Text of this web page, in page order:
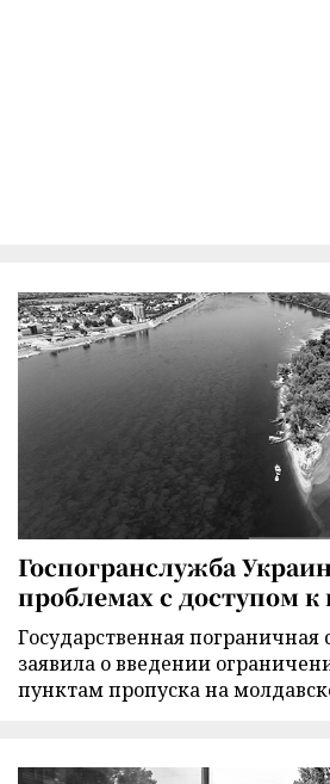
Госпогранслужба
проблемах с доступом
Государственная
заявила о введении
пунктам пропуска на